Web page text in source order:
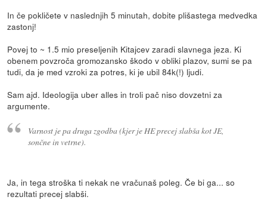
In če pokličete v naslednjih 5 minutah, dobite plišastega medvedka
zastonj!
Povej to ~ 1.5 mio preseljenih Kitajcev zaradi slavnega jeza. Ki
obenem povzroča gromozansko škodo v obliki plazov, sumi se pa
tudi, da je med vzroki za potres, ki je ubil 84k(!) ljudi.
Sam ajd. Ideologija uber alles in troli pač niso dovzetni za
argumente.
Varnost je pa druga zgodba (kjer je HE precej slabša kot JE,
sončne in vetrne).
Ja, in tega stroška ti nekak ne vračunaš poleg. Če bi ga... so
rezultati precej slabši.